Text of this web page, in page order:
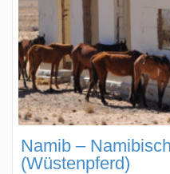
Namib –
(Wüstenpferd)